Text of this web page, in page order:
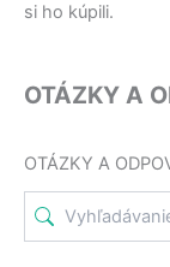
si ho kúpili.
OTÁZKY A
OTÁZKY A